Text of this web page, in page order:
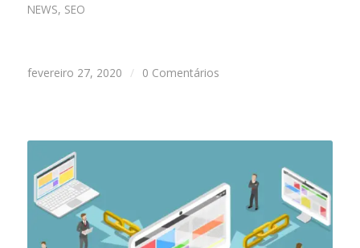
NEWS, SEO
fevereiro 27, 2020 / 0 Comentários